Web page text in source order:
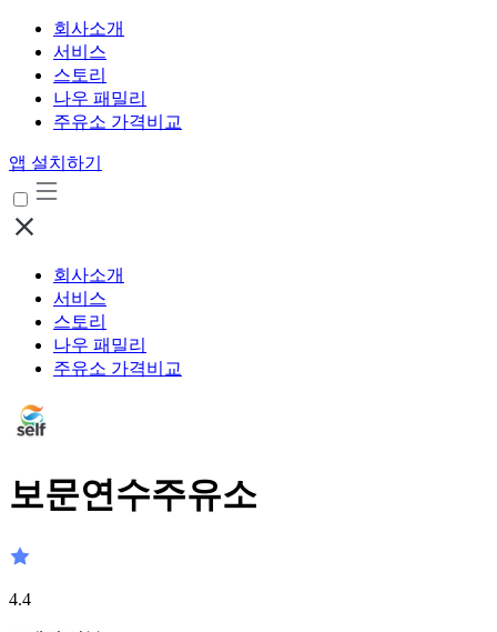
회사소개
서비스
스토리
나우 패밀리
주유소 가격비교
앱 설치하기
회사소개
서비스
스토리
나우 패밀리
주유소 가격비교
보문연수주유소
4.4